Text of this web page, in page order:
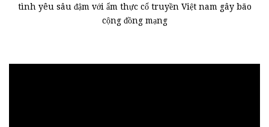
tình yêu sâu đậm với ẩm thực cổ truyền Việt nam gây bão
cộng đồng mạng